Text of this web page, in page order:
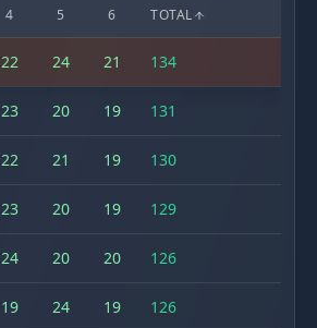
4 5 6 TOTAL
22 24 21 134
23 20 19 131
22 21 19 130
23 20 19 129
24 20 20 126
19 24 19 126